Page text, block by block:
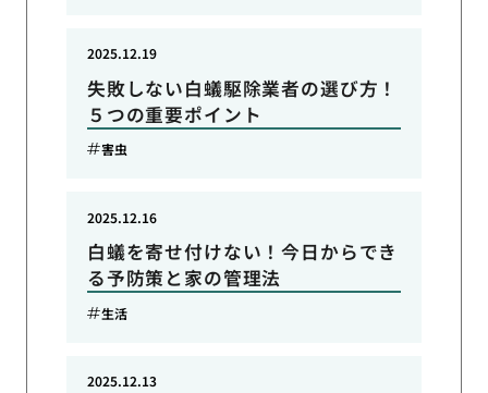
失敗しない白蟻駆除業者の選び方！
５つの重要ポイント
2025.12.19
害虫
白蟻を寄せ付けない！今日からでき
る予防策と家の管理法
2025.12.16
生活
2025.12.13